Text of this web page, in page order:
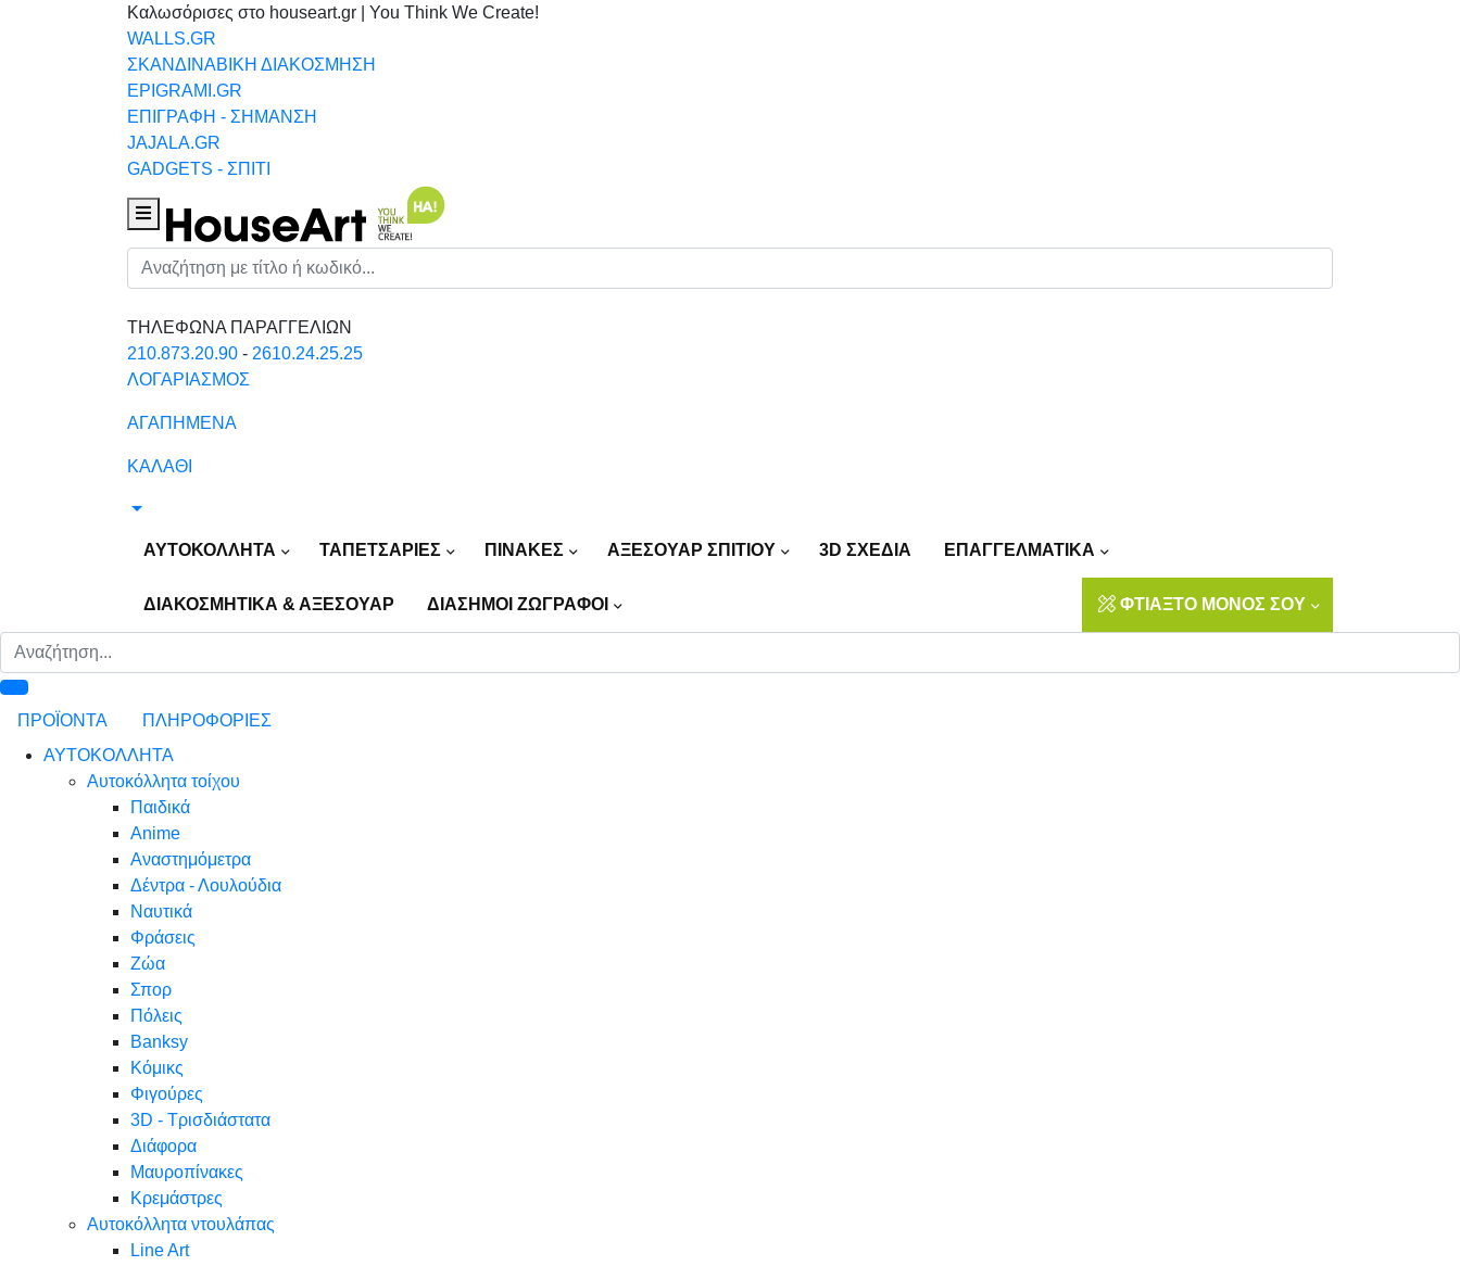
Καλωσόρισες στο houseart.gr | You Think We Create!
WALLS.GR
ΣΚΑΝΔΙΝΑΒΙΚΗ ΔΙΑΚΟΣΜΗΣΗ
EPIGRAMI.GR
ΕΠΙΓΡΑΦΗ - ΣΗΜΑΝΣΗ
JAJALA.GR
GADGETS - ΣΠΙΤΙ
Houseart Menu
Αναζήτηση
ΤΗΛΕΦΩΝΑ ΠΑΡΑΓΓΕΛΙΩΝ
210.873.20.90 - 2610.24.25.25
ΛΟΓΑΡΙΑΣΜΟΣ
ΑΓΑΠΗΜΕΝΑ
ΚΑΛΑΘΙ
ΑΥΤΟΚΟΛΛΗΤΑ ΤΑΠΕΤΣΑΡΙΕΣ ΠΙΝΑΚΕΣ ΑΞΕΣΟΥΑΡ ΣΠΙΤΙΟΥ 3D ΣΧΕΔΙΑ ΕΠΑΓΓΕΛΜΑΤΙΚΑ
ΔΙΑΚΟΣΜΗΤΙΚΑ & ΑΞΕΣΟΥΑΡ ΔΙΑΣΗΜΟΙ ΖΩΓΡΑΦΟΙ ΦΤΙΑΞΤΟ ΜΟΝΟΣ ΣΟΥ
ΠΡΟΪΟΝΤΑ
ΠΛΗΡΟΦΟΡΙΕΣ
ΑΥΤΟΚΟΛΛΗΤΑ
Αυτοκόλλητα τοίχου
Παιδικά
Anime
Αναστημόμετρα
Δέντρα - Λουλούδια
Ναυτικά
Φράσεις
Ζώα
Σπορ
Πόλεις
Banksy
Κόμικς
Φιγούρες
3D - Τρισδιάστατα
Διάφορα
Μαυροπίνακες
Κρεμάστρες
Αυτοκόλλητα ντουλάπας
Line Art